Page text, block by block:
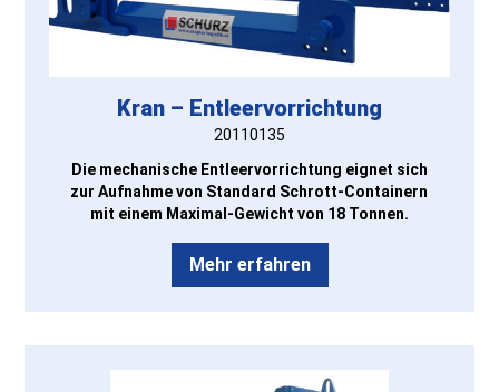
Kran – Entleervorrichtung
20110135
Die mechanische Entleervorrichtung eignet sich
zur Aufnahme von Standard Schrott-Containern
mit einem Maximal-Gewicht von 18 Tonnen.
Mehr erfahren